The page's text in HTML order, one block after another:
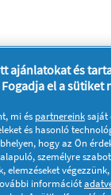
ajánlatokat és
el a sütiket
mi és partnereinksaját
és hasonló
hogy az Ön
személyre
elemzéseket
információt